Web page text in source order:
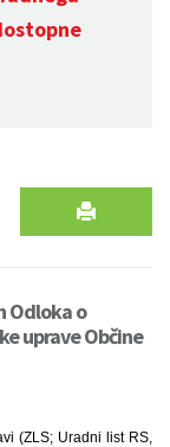
Odloka o
uprave Občine
(ZLS; Uradni list RS,